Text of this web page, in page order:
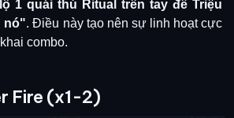
1 quái thú Ritual trên tay để Triệu
nó". Điều này tạo nên sự linh hoạt cực
combo.
Fire (x1-2)